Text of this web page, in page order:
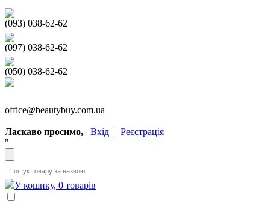
(093) 038-62-62
(097) 038-62-62
(050) 038-62-62
office@beautybuy.com.ua
Ласкаво просимо, Вхід | Реєстрація
"
У кошику, 0 товарів